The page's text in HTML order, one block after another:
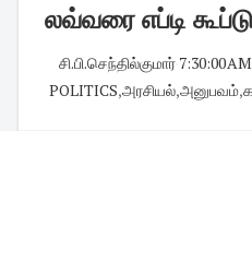
லவ்வரை எப்டி
சி.பி.செந்தில்குமார்· 7:30:00 AM
POLITICS,அரசியல்,அனுபவம்,